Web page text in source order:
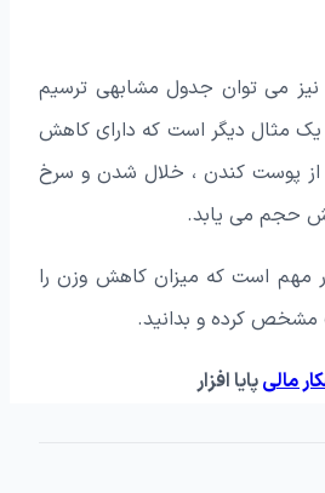
نیز می توان جدول مشابهی ترسیم
مثال دیگر است که دارای کاهش
از پوست کندن ، خلال شدن و سرخ
حجم می یابد.
مهم است که میزان کاهش وزن را
مشخص کرده و بدانید.
مالیپایا افزار